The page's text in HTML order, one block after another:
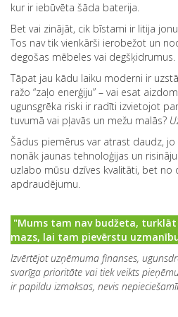
kur ir iebūvēta šāda baterija.
Bet vai zinājāt, cik bīstami ir litija
Tos nav tik vienkārši ierobežot un
degošas mēbeles vai degšķidrumus.
Tāpat jau kādu laiku moderni ir
ražo “zaļo enerģiju” – vai esat
ugunsgrēka riski ir radīti izvietojot
tuvumā vai pļavās un mežu malās?
Šādus piemērus var atrast daudz,
nonāk jaunas tehnoloģijas un
uzlabo mūsu dzīves kvalitāti, bet no
apdraudējumu.
"Mums tam nav budžeta,
mazs, lai tam pievērstu
Izvērtējot uzņēmuma finanses,
svarīga prioritāte vai tiek veikts
ir papildu izmaksas, nevis